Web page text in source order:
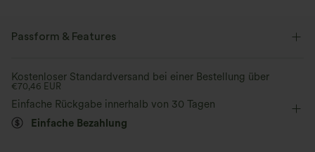
Passform & Features
Schmale Passform Rundhalsausschnitt Plissiert
Raffung überziehen lässig Midi
ärmellos A-Linie
Kostenloser Standardversand bei einer Bestellung über
€70,46 EUR
Einfache Rückgabe innerhalb von 30 Tagen
Einfache Bezahlung